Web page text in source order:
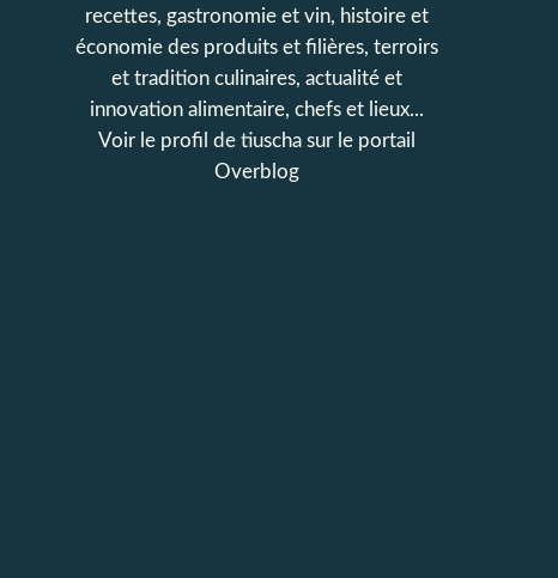
recettes, gastronomie et vin, histoire et
économie des produits et filières, terroirs
et tradition culinaires, actualité et
innovation alimentaire, chefs et lieux...
Voir le profil de tiuschasur le portail
Overblog